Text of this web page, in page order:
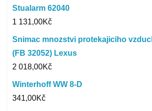
Stualarm 62040
1 131,00Kč
Snimac mnozstvi protekajiciho
(FB 32052) Lexus
2 018,00Kč
Winterhoff WW 8-D
341,00Kč